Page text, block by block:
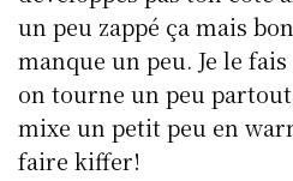
un peu zappé ça mais
manque un peu. Je le fais
on tourne un peu
mixe un petit peu en
faire kiffer!